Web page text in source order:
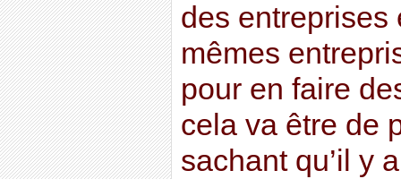
des entreprises
mêmes
pour en faire
cela va être de
sachant qu’il y